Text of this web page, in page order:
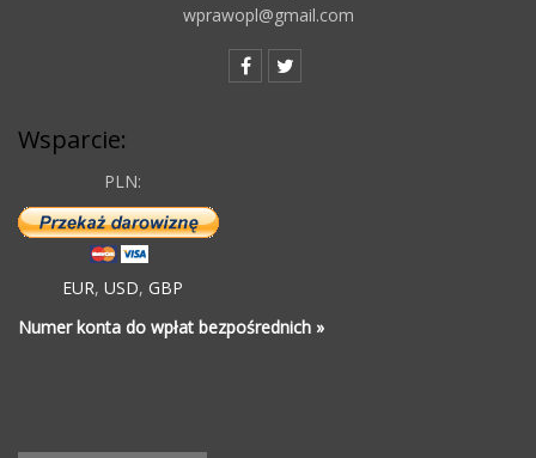
wprawopl@gmail.com
Wsparcie:
PLN:
EUR, USD, GBP
Numer konta do wpłat bezpośrednich »